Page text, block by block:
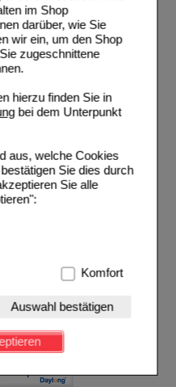
im Shop
darüber, wie Sie
wir ein, um den Shop
zugeschnittene
hierzu finden Sie in
bei dem Unterpunkt
aus, welche Cookies
Sie dies durch
Sie alle
handelt es sich um
Navigation, Warenkorb,
nicht verzichtet
zu gestalten,
Komfort
Auswahl bestätigen